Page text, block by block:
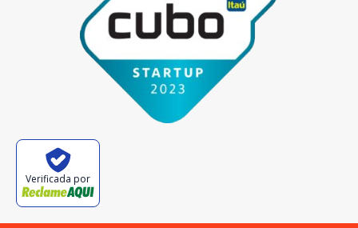
Verificada por